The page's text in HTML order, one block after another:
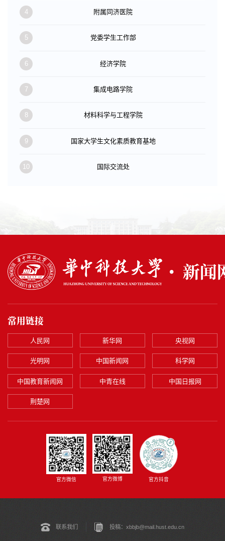
4 附属同济医院
5 党委学生工作部
6 经济学院
7 集成电路学院
8 材料科学与工程学院
9 国家大学生文化素质教育基地
10 国际交流处
常用链接
人民网 新华网 央视网
光明网 中国新闻网 科学网
中国教育新闻网 中青在线 中国日报网
荆楚网
官方微信 官方微博 官方抖音
联系我们 投稿：xbbjb@mail.hust.edu.cn